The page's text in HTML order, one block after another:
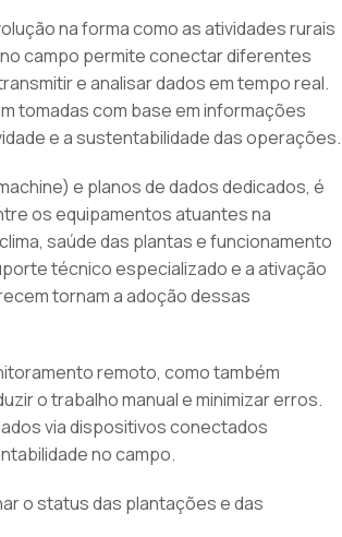
na forma como as atividades rurais
campo permite conectar diferentes
e analisar dados em tempo real.
tomadas com base em informações
e a sustentabilidade das operações.
e planos de dados dedicados, é
os equipamentos atuantes na
saúde das plantas e funcionamento
técnico especializado e a ativação
tornam a adoção dessas
remoto, como também
o trabalho manual e minimizar erros.
via dispositivos conectados
no campo.
o status das plantações e das